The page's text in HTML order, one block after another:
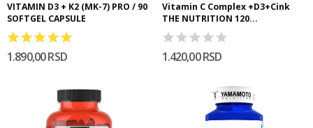
VITAMIN D3 + K2 (MK-7) PRO / 90
SOFTGEL CAPSULE
1.890,00 RSD
Vitamin C Complex +D3+Cink
THE NUTRITION 120...
1.420,00 RSD